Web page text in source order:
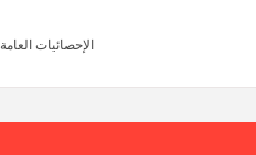
الإحصائيات العامة